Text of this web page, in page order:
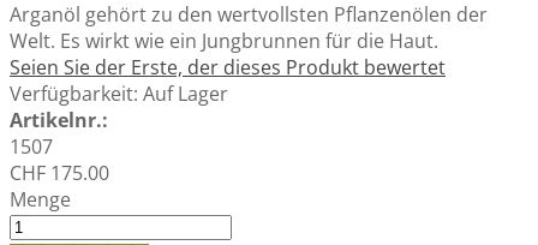
Arganöl gehört zu den wertvollsten Pflanzenölen der
Welt. Es wirkt wie ein Jungbrunnen für die Haut.
Seien Sie der Erste, der dieses Produkt bewertet
Verfügbarkeit: Auf Lager
Artikelnr.:
1507
CHF 175.00
Menge